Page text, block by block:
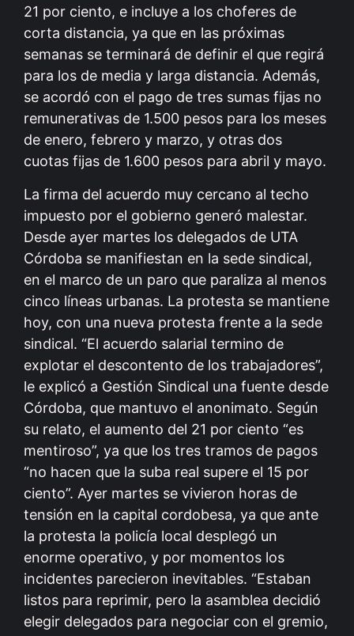
21 por ciento, e incluye a los choferes de
corta distancia, ya que en las próximas
semanas se terminará de definir el que regirá
para los de media y larga distancia. Además,
se acordó con el pago de tres sumas fijas no
remunerativas de 1.500 pesos para los meses
de enero, febrero y marzo, y otras dos
cuotas fijas de 1.600 pesos para abril y mayo.
La firma del acuerdo muy cercano al techo
impuesto por el gobierno generó malestar.
Desde ayer martes los delegados de UTA
Córdoba se manifiestan en la sede sindical,
en el marco de un paro que paraliza al menos
cinco líneas urbanas. La protesta se mantiene
hoy, con una nueva protesta frente a la sede
sindical. “El acuerdo salarial termino de
explotar el descontento de los trabajadores”,
le explicó a Gestión Sindical una fuente desde
Córdoba, que mantuvo el anonimato. Según
su relato, el aumento del 21 por ciento “es
mentiroso”, ya que los tres tramos de pagos
“no hacen que la suba real supere el 15 por
ciento”. Ayer martes se vivieron horas de
tensión en la capital cordobesa, ya que ante
la protesta la policía local desplegó un
enorme operativo, y por momentos los
incidentes parecieron inevitables. “Estaban
listos para reprimir, pero la asamblea decidió
elegir delegados para negociar con el gremio,